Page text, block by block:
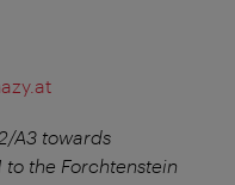
A3 towards
to the Forchtenstein